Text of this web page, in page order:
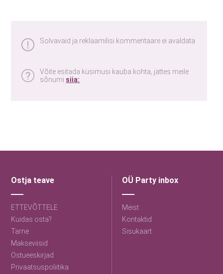
Solvavaid ja reklaamilisi kommentaare ei avaldata
Võite esitada küsimusi kauba kohta, jättes meile
sõnumi siia:
Ostja teave
ETTEVÕTTELE
Kuidas osta?
Tarne
Makseviisid
Ostueeskirjad
Privaatsuspoliitika
OÜ Party inbox
Meist
Kontaktid
Sisukaart